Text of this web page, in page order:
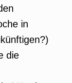
in
die